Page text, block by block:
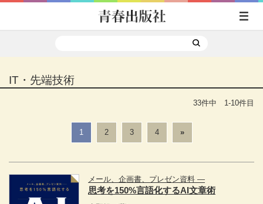
IT・先端技術
33件中 1-10件目
1 2 3 4 »
メール、企画書、プレゼン資料 ―
思考を150%言語化するAI文章術